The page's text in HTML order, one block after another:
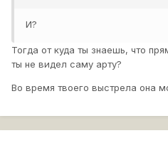
И?
Тогда от куда ты знаешь, что
ты не видел саму арту?
Во время твоего выстрела она